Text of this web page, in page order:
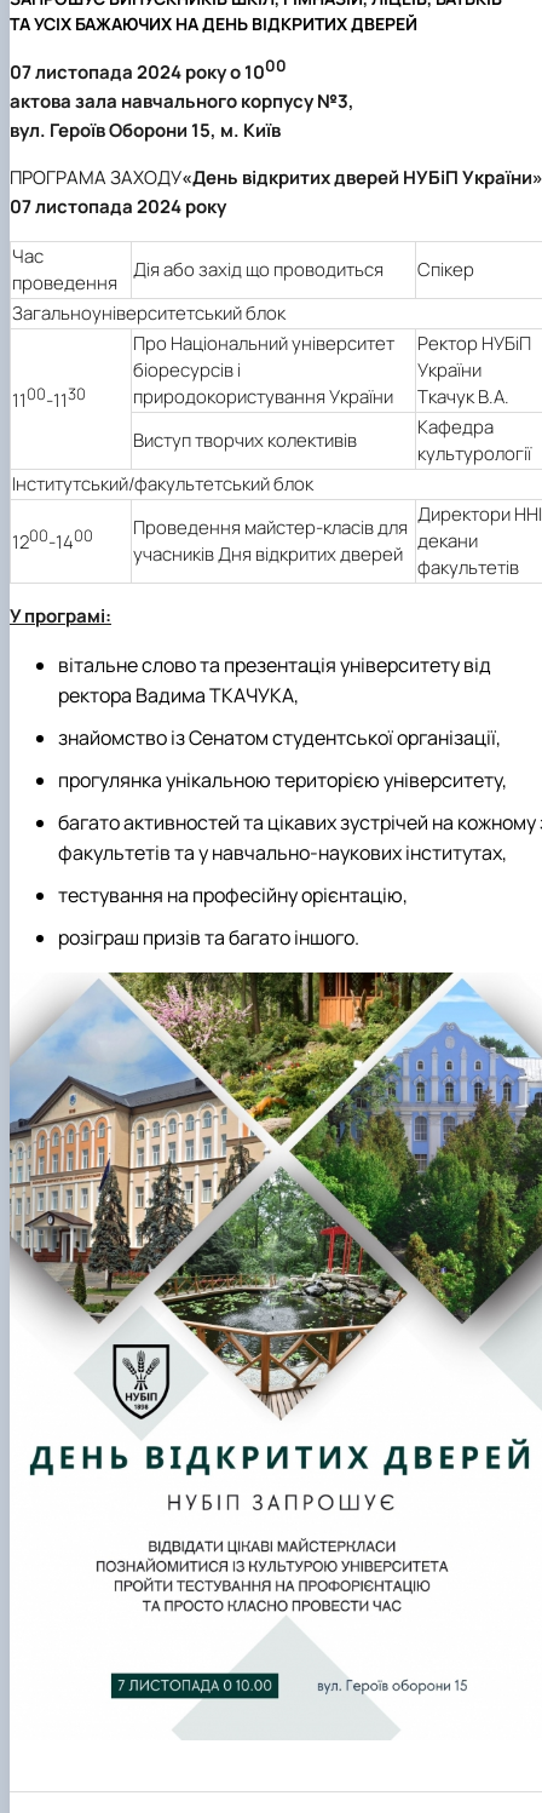
ТА УСІХ БАЖАЮЧИХ НА ДЕНЬ ВІДКРИТИХ ДВЕРЕЙ
07 листопада 2024 року о 1000
актова зала навчального корпусу №3,
вул. Героїв Оборони 15, м. Київ
ПРОГРАМА ЗАХОДУ«День відкритих дверей НУБіП України»
07 листопада 2024 року
Час
проведення
Дія або захід що проводиться
Спікер
Загальноуніверситетський блок
1100-1130
Про Національний університет
біоресурсів і
природокористування України
Ректор НУБіП
України
Ткачук В.А.
Виступ творчих колективів
Кафедра
культурології
Інститутський/факультетський блок
1200-1400
Проведення майстер-класів для
учасників Дня відкритих дверей
Директори
декани
факультетів
У програмі:
вітальне слово та презентація університету від
ректора Вадима ТКАЧУКА,
знайомство із Сенатом студентської організації,
прогулянка унікальною територією університету,
багато активностей та цікавих зустрічей на кожному
факультетів та у навчально-наукових інститутах,
тестування на професійну орієнтацію,
розіграш призів та багато іншого.